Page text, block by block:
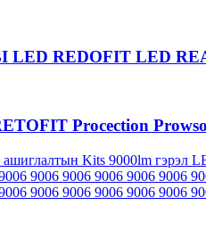
LED REDOFIT LED
Procection